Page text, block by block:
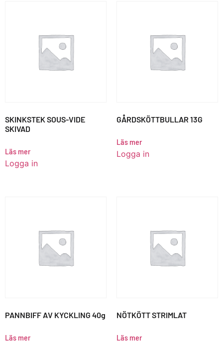
SKINKSTEK SOUS-VIDE
SKIVAD
Läs mer
Logga in
GÅRDSKÖTTBULLAR 13G
Läs mer
Logga in
PANNBIFF AV KYCKLING 40g
Läs mer
NÖTKÖTT STRIMLAT
Läs mer